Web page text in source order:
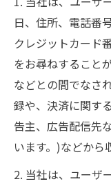
日、住所、電話番
クレジットカード
をお尋ねすること
などとの間でなさ
録や、決済に関す
告主、広告配信先
います。)などから
2. 当社は、ユーザ